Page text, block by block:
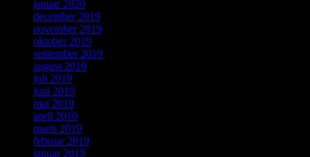
januar 2020
december 2019
november 2019
oktober 2019
september 2019
august 2019
juli 2019
juni 2019
maj 2019
april 2019
marts 2019
februar 2019
januar 2019